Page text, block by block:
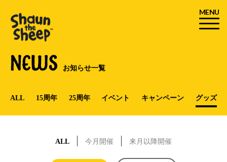
MENU
NEWS お知らせ一覧
ALL 15周年 25周年 イベント キャンペーン グッズ
ALL 今月開催 来月以降開催